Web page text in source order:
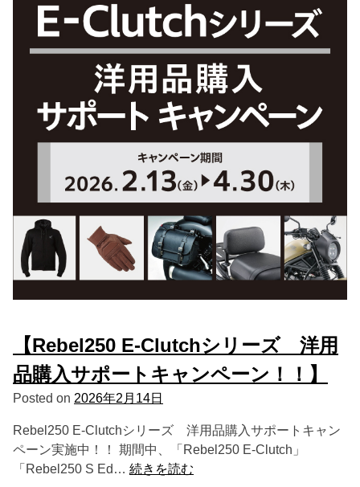
【Rebel250 E-Clutchシリーズ 洋用
品購入サポートキャンペーン！！】
Posted on 2026年2月14日
Rebel250 E-Clutchシリーズ 洋用品購入サポートキャン
ペーン実施中！！ 期間中、「Rebel250 E-Clutch」
「Rebel250 S Ed… 続きを読む